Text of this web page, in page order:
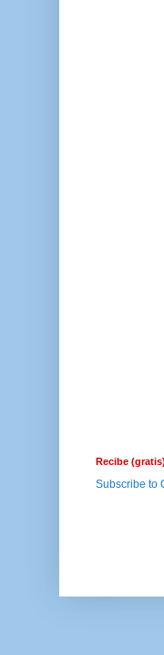
Recibe
Subscribe to